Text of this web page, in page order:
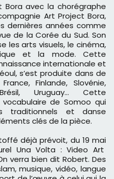
Bora avec la chorégraphe
Art Project Bora,
dernières années comme
de la Corée du Sud. Son
les arts visuels, le cinéma,
et la mode. Cette
internationale et
s’est produite dans de
Finlande, Slovénie,
Uruguay... Cette
de Somoo qui
traditionnels et danse
clés de la pièce.
déjà prévoit, du 19 mai
Una Volta : Video Art
verra bien dit Robert. Des
musique, vidéo, langue